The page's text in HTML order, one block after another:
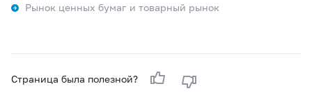
Рынок ценных бумаг и товарный рынок
Страница была полезной?